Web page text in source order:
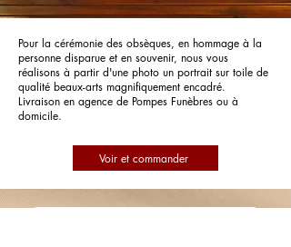
Pour la cérémonie des obsèques, en hommage à la
personne disparue et en souvenir, nous vous
réalisons à partir d'une photo un portrait sur toile de
qualité beaux-arts magnifiquement encadré.
Livraison en agence de Pompes Funèbres ou à
domicile.
Voir et commander